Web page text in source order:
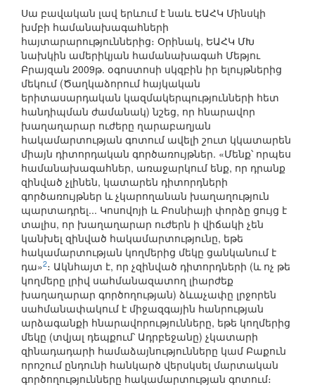
Սա բավական լավ երևում է նաև ԵԱՀԿ Մինսկի
խմբի համանախագահների
հայտարարություններից։ Օրինակ, ԵԱՀԿ ՄԽ
նախկին ամերիկյան համանախագահ Մեթյու
Բրայզան 2009թ. օգոստոսի սկզբին իր ելույթներից
մեկում (Ծաղկաձորում հայկական
երիտասարդական կազմակերպությունների հետ
հանդիպման ժամանակ) նշեց, որ հնարավոր
խաղաղարար ուժերը ղարաբաղյան
հակամարտության գոտում ավելի շուտ կկատարեն
միայն դիտորդական գործառույթներ. «Մենք՝ որպես
համանախագահներ, առաջարկում ենք, որ դրանք
զինված չլինեն, կատարեն դիտորդների
գործառույթներ և չկարողանան խաղաղություն
պարտադրել... Կոսովոյի և Բոսնիայի փորձը ցույց է
տալիս, որ խաղաղարար ուժերն ի վիճակի չեն
կանխել զինված հակամարտությունը, եթե
հակամարտության կողմերից մեկը ցանկանում է
դա»2։ Ակնհայտ է, որ չզինված դիտորդների (և ոչ թե
կողմերը լրիվ սահմանազատող լիարժեք
խաղաղարար գործողության) ձևաչափը լրջորեն
սահմանափակում է միջազգային հանրության
արձագանքի հնարավորությունները, եթե կողմերից
մեկը (տվյալ դեպքում՝ Ադրբեջանը) չկատարի
զինադադարի համաձայնությունները կամ Բաքուն
որոշում ընդունի հանկարծ վերսկսել մարտական
գործողությունները հակամարտության գոտում։